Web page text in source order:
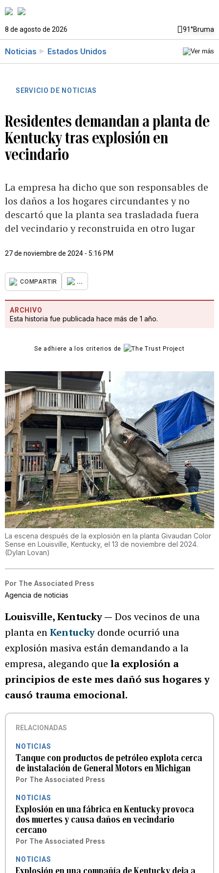
8 de agosto de 2026 91°Bruma
Noticias Estados Unidos
SERVICIO DE NOTICIAS
Residentes demandan a planta de
Kentucky tras explosión en
vecindario
La empresa ha dicho que son responsables de
los daños a los hogares circundantes y no
descartó que la planta sea trasladada fuera
del vecindario y reconstruida en otro lugar
27 de noviembre de 2024 - 5:16 PM
COMPARTIR ...
ARCHIVO
Esta historia fue publicada hace más de 1 año.
Se adhiere a los criterios de
La escena después de la explosión en la planta Givaudan Color
Sense en Louisville, Kentucky, el 13 de noviembre del 2024.
(Dylan Lovan)
Por The Associated Press
Agencia de noticias
Louisville, Kentucky — Dos vecinos de una
planta enKentucky donde ocurrió una
explosión masiva están demandando a la
empresa, alegando que la explosión a
principios de este mes dañó sus hogares y
causó trauma emocional.
RELACIONADAS
NOTICIAS
Tanque con productos de petróleo explota cerca
de instalación de General Motors en Michigan
Por The Associated Press
NOTICIAS
Explosión en una fábrica en Kentucky provoca
dos muertes y causa daños en vecindario
cercano
Por The Associated Press
NOTICIAS
Explosión en una compañía de Kentucky deja a